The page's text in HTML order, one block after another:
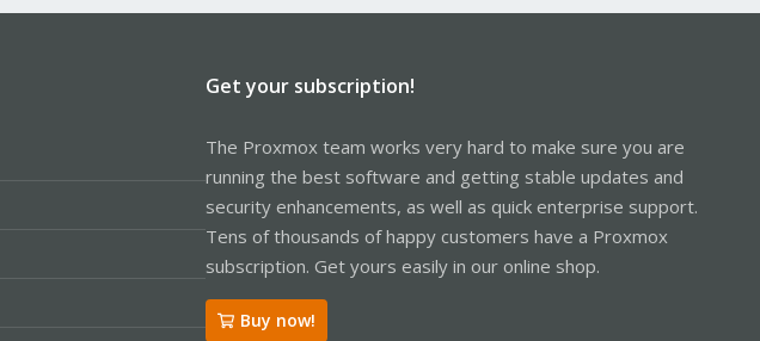
Get your subscription!
The Proxmox team works very hard to make sure you are
running the best software and getting stable updates and
security enhancements, as well as quick enterprise support.
Tens of thousands of happy customers have a Proxmox
subscription. Get yours easily in our online shop.
Buy now!